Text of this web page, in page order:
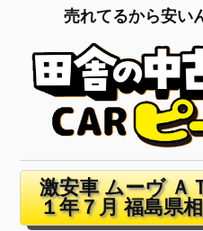
売れてるから安い
激安車 ムーヴ Ａ
１年７月 福島県